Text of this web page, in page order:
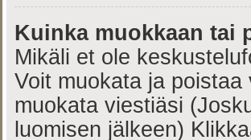
Kuinka muokkaan tai
Mikäli et ole
Voit muokata ja
muokata viestiäsi
luomisen jälkeen)